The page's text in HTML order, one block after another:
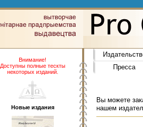
Внимание!
Доступны полные тескты
некоторых изданий.
Новые издания
Пресса
Вы можете
нашем